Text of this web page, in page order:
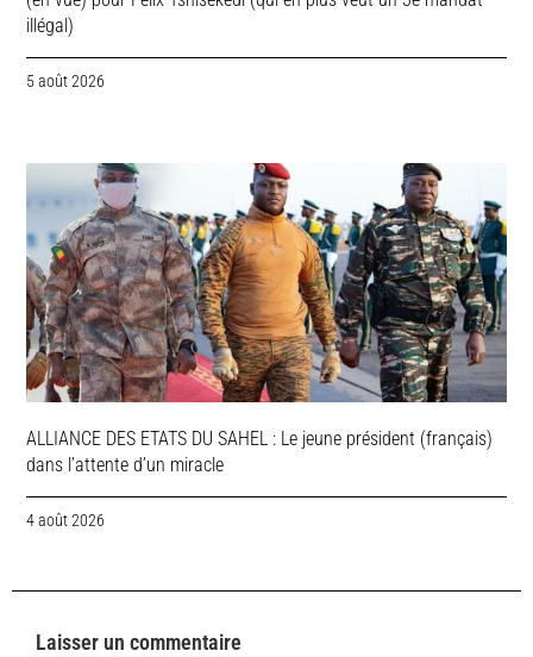
illégal)
5 août 2026
ALLIANCE DES ETATS DU SAHEL : Le jeune président (français)
dans l’attente d’un miracle
4 août 2026
Laisser un commentaire